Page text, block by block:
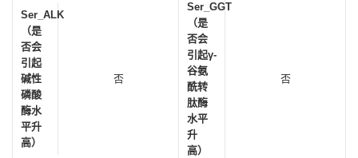
Ser_ALK
（是
否会
引起
碱性
磷酸
酶水
平升
高）
否
Ser_GGT
（是
否会
引起γ-
谷氨
酰转
肽酶
水平
升
高）
否